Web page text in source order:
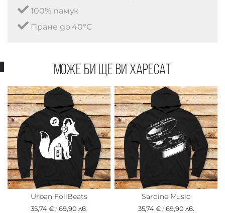
100% памук
Пране до 40°C
Може би ще ви харесат
Urban FollBeats
35,74 €/69,90 лв.
Sardine Music
35,74 €/69,90 лв.